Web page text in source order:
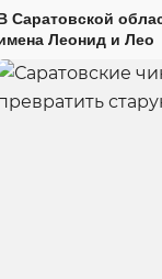
Саратовской
Леонид и Лео